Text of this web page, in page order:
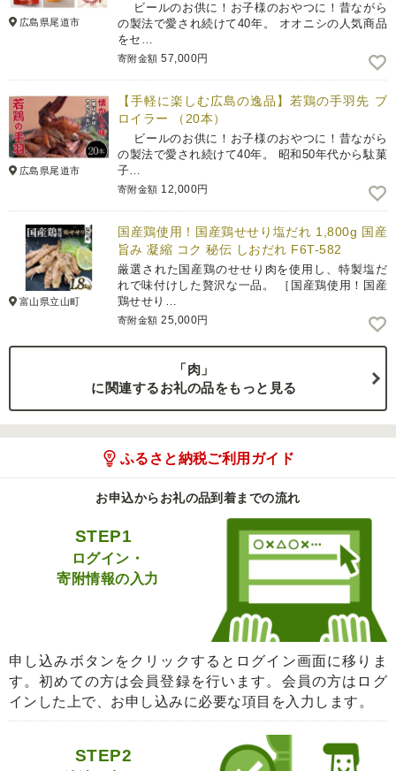
広島県尾道市
ビールのお供に！お子様のおやつに！昔ながら
の製法で愛され続けて40年。 オオニシの人気商品
をセ…
寄附金額 57,000円
広島県尾道市
【手軽に楽しむ広島の逸品】若鶏の手羽先 ブ
ロイラー （20本）
ビールのお供に！お子様のおやつに！昔ながら
の製法で愛され続けて40年。 昭和50年代から駄菓
子…
寄附金額 12,000円
富山県立山町
国産鶏使用！国産鶏せせり塩だれ 1,800g 国産
旨み 凝縮 コク 秘伝 しおだれ F6T-582
厳選された国産鶏のせせり肉を使用し、特製塩だ
れで味付けした贅沢な一品。 ［国産鶏使用！国産
鶏せせり…
寄附金額 25,000円
「肉」
に関連するお礼の品をもっと見る
ふるさと納税ご利用ガイド
お申込からお礼の品到着までの流れ
STEP1
ログイン・
寄附情報の入力
申し込みボタンをクリックするとログイン画面に移りま
す。初めての方は会員登録を行います。会員の方はログ
インした上で、お申し込みに必要な項目を入力します。
STEP2